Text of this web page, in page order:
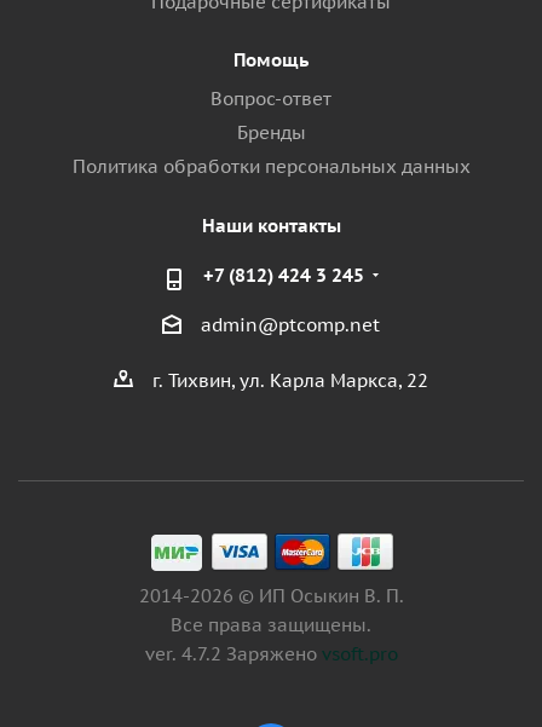
Помощь
Вопрос-ответ
Бренды
Политика обработки персональных данных
Наши контакты
+7 (812) 424 3 245
admin@ptcomp.net
г. Тихвин, ул. Карла Маркса, 22
2014-2026 © ИП Осыкин В. П.
Все права защищены.
ver. 4.7.2 Заряжено vsoft.pro